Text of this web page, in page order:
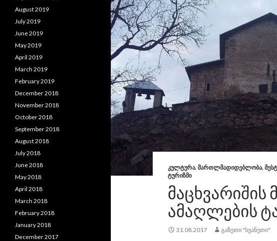
ᲙᲣᲚᲢᲣᲠᲐ, ᲛᲐᲠᲗᲚᲛᲐᲓᲘᲓᲔᲑᲚᲝᲑᲐ,
ᲢᲣᲠᲘᲖᲛᲘ
ᲛᲐᲪᲮᲕᲐᲠᲘᲨᲘᲡ
ᲐᲛᲐᲦᲚᲔᲑᲘᲡ
31.08.2017 ᲒᲐᲖᲔᲗᲘ "ᲡᲕᲐᲜᲔᲗᲘ"
August 2019
July 2019
June 2019
May 2019
April 2019
March 2019
February 2019
December 2018
November 2018
October 2018
September 2018
August 2018
July 2018
June 2018
May 2018
April 2018
March 2018
February 2018
January 2018
December 2017